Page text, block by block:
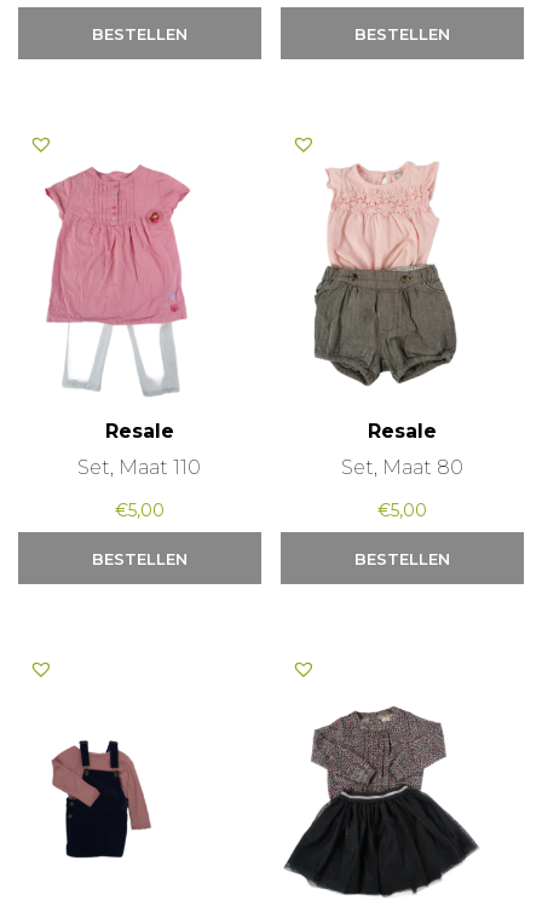
BESTELLEN BESTELLEN
Resale
Set, Maat 110
€5,00
BESTELLEN
Resale
Set, Maat 80
€5,00
BESTELLEN